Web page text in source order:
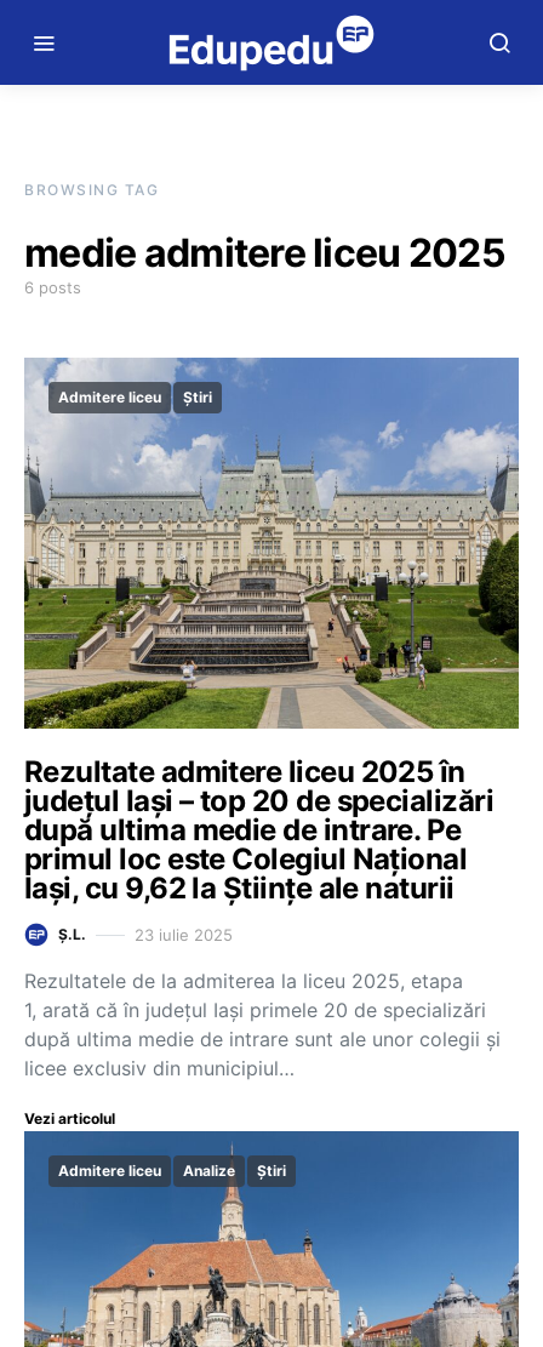
BROWSING TAG
medie admitere liceu 2025
6 posts
Admitere liceu Știri
Rezultate admitere liceu 2025 în
județul Iași – top 20 de specializări
după ultima medie de intrare. Pe
primul loc este Colegiul Național
Iași, cu 9,62 la Științe ale naturii
Ș.L. 23 iulie 2025
Rezultatele de la admiterea la liceu 2025, etapa
1, arată că în județul Iași primele 20 de specializări
după ultima medie de intrare sunt ale unor colegii și
licee exclusiv din municipiul…
Vezi articolul
Admitere liceu Analize Știri